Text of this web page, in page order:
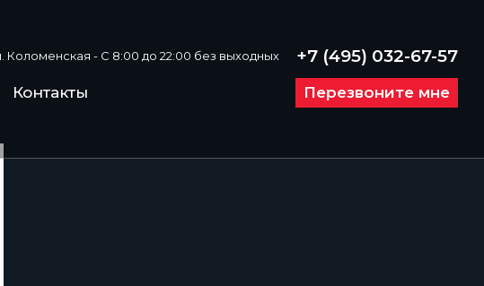
Коломенская - С 8:00 до 22:00 без выходных +7 (495) 032-67-57
Контакты Перезвоните мне